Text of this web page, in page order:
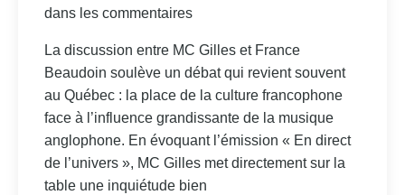
dans les commentaires
La discussion entre MC Gilles et France
Beaudoin soulève un débat qui revient souvent
au Québec : la place de la culture francophone
face à l’influence grandissante de la musique
anglophone. En évoquant l’émission « En direct
de l’univers », MC Gilles met directement sur la
table une inquiétude bien